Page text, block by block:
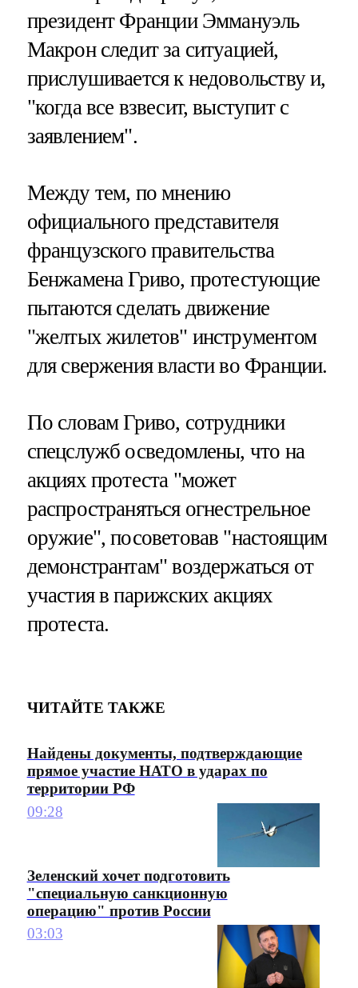
президент Франции Эммануэль
Макрон следит за ситуацией,
прислушивается к недовольству и,
"когда все взвесит, выступит с
заявлением".
Между тем, по мнению
официального представителя
французского правительства
Бенжамена Гриво, протестующие
пытаются сделать движение
"желтых жилетов" инструментом
для свержения власти во Франции.
По словам Гриво, сотрудники
спецслужб осведомлены, что на
акциях протеста "может
распространяться огнестрельное
оружие", посоветовав "настоящим
демонстрантам" воздержаться от
участия в парижских акциях
протеста.
ЧИТАЙТЕ ТАКЖЕ
Найдены документы, подтверждающие
прямое участие НАТО в ударах по
территории РФ
09:28
Зеленский хочет подготовить
"специальную санкционную
операцию" против России
03:03